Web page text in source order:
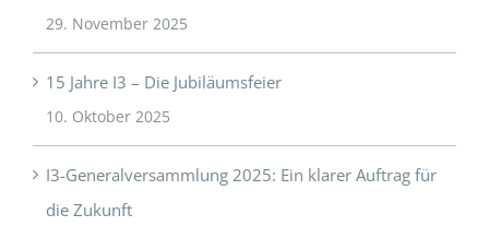
29. November 2025
15 Jahre I3 – Die Jubiläumsfeier
10. Oktober 2025
I3-Generalversammlung 2025: Ein klarer Auftrag für
die Zukunft